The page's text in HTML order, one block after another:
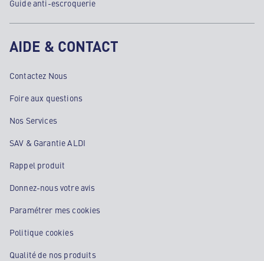
Guide anti-escroquerie
AIDE & CONTACT
Contactez Nous
Foire aux questions
Nos Services
SAV & Garantie ALDI
Rappel produit
Donnez-nous votre avis
Paramétrer mes cookies
Politique cookies
Qualité de nos produits